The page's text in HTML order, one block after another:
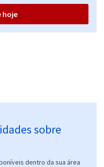
hoje
sobre
dentro da sua área